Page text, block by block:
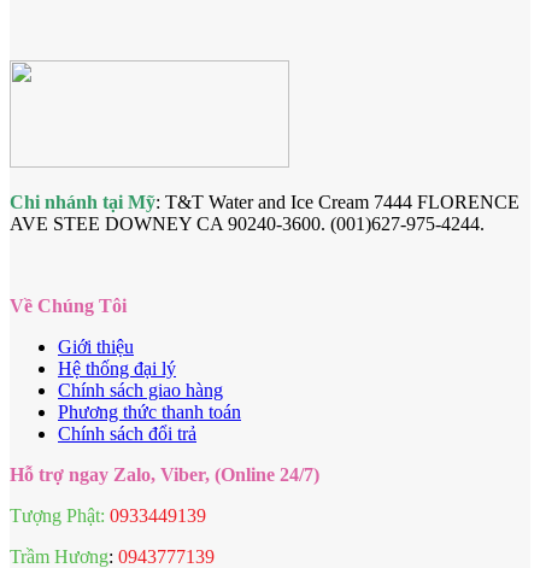
Chi nhánh tại Mỹ: T&T Water and Ice Cream 7444 FLORENCE
AVE STEE DOWNEY CA 90240-3600. (001)627-975-4244.
Về Chúng Tôi
Giới thiệu
Hệ thống đại lý
Chính sách giao hàng
Phương thức thanh toán
Chính sách đổi trả
Hỗ trợ ngay Zalo, Viber, (Online 24/7)
Tượng Phật: 0933449139
Trầm Hương: 0943777139